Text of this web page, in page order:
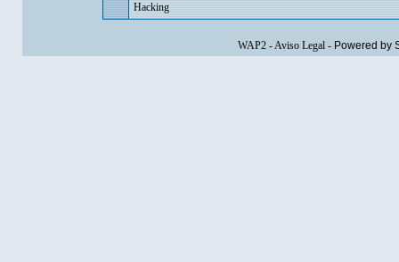
Hacking
WAP2-Aviso Legal- Powered by